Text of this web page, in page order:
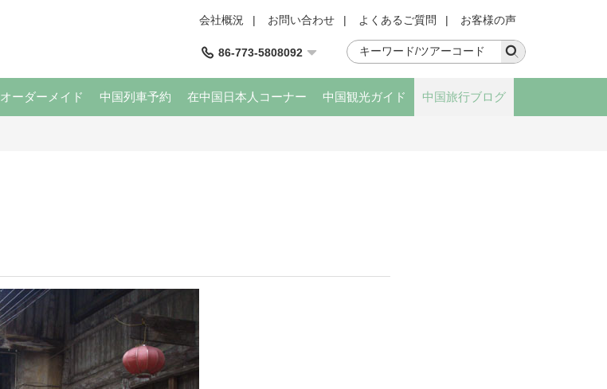
会社概況 | お問い合わせ | よくあるご質問 | お客様の声
86-773-5808092
オーダーメイド 中国列車予約 在中国日本人コーナー 中国観光ガイド 中国旅行ブログ